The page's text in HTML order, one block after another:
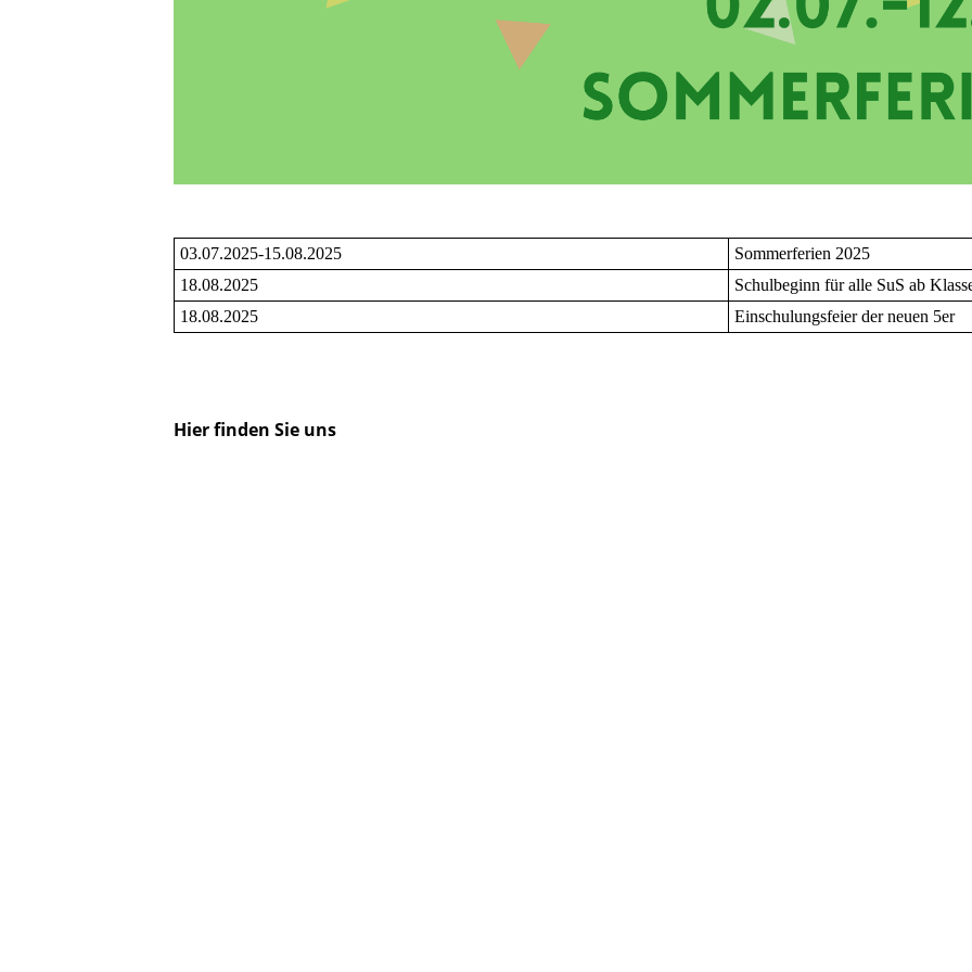
03.07.2025-15.08.2025
Sommerferien 2025
18.08.2025
Schulbeginn für alle SuS ab
18.08.2025
Einschulungsfeier der neuen 5er
Hier finden Sie uns